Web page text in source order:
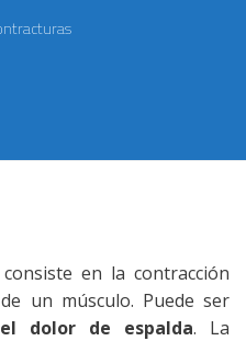
consiste en la contracción
un músculo. Puede ser
dolor de espalda. La